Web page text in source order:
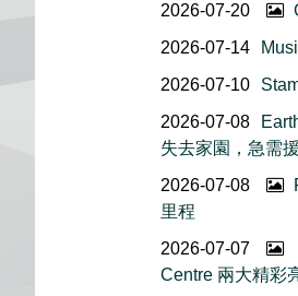
2026-07-20
2026-07-14
2026-07-10
2026-07-08
失去家園，急需援
2026-07-08
里程
2026-07-07
Centre 兩大精彩